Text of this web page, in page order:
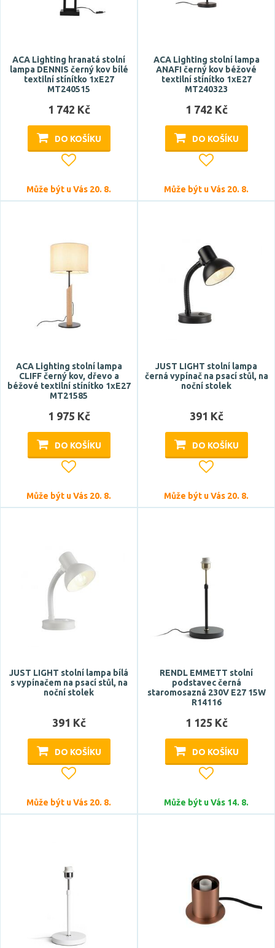
Délka
ACA Lighting hranatá stolní
lampa DENNIS černý kov bílé
textilní stínítko 1xE27
MT240515
1 742 Kč
DO KOŠÍKU
Může být u Vás 20. 8.
ACA Lighting stolní lampa
ANAFI černý kov béžové
textilní stínítko 1xE27
MT240323
1 742 Kč
DO KOŠÍKU
Může být u Vás 20. 8.
ACA Lighting stolní lampa
CLIFF černý kov, dřevo a
béžové textilní stínítko 1xE27
MT21585
1 975 Kč
DO KOŠÍKU
Může být u Vás 20. 8.
JUST LIGHT stolní lampa
černá vypínač na psací stůl, na
noční stolek
391 Kč
DO KOŠÍKU
Může být u Vás 20. 8.
JUST LIGHT stolní lampa bílá
s vypínačem na psací stůl, na
noční stolek
391 Kč
DO KOŠÍKU
Může být u Vás 20. 8.
RENDL EMMETT stolní
podstavec černá
staromosazná 230V E27 15W
R14116
1 125 Kč
DO KOŠÍKU
Může být u Vás 14. 8.